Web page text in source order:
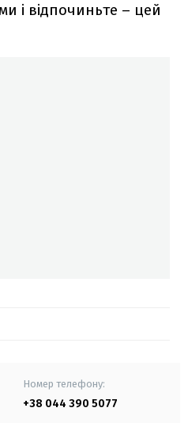
і відпочиньте – цей
Номер телефону:
+38 044 390 5077